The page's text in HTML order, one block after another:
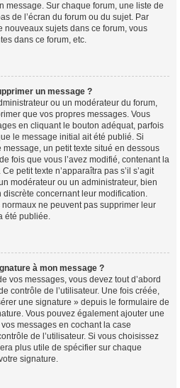
message. Sur chaque forum, une liste de
de l’écran du forum ou du sujet. Par
sujets dans ce forum, vous
dans ce forum, etc.
un message ?
ou un modérateur du forum,
que vos propres messages. Vous
en cliquant le bouton adéquat, parfois
le message initial ait été publié. Si
un petit texte situé en dessous
fois que vous l’avez modifié, contenant la
petit texte n’apparaîtra pas s’il s’agit
modérateur ou un administrateur, bien
concernant leur modification.
ne peuvent pas supprimer leur
été publiée.
à mon message ?
vos messages, vous devez tout d’abord
contrôle de l’utilisateur. Une fois créée,
une signature » depuis le formulaire de
Vous pouvez également ajouter une
messages en cochant la case
de l’utilisateur. Si vous choisissez
plus utile de spécifier sur chaque
signature.